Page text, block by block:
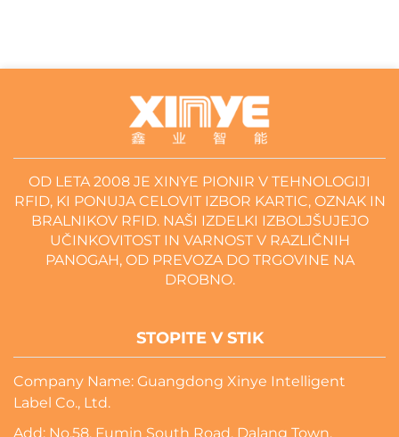
OD LETA 2008 JE XINYE PIONIR V TEHNOLOGIJI
RFID, KI PONUJA CELOVIT IZBOR KARTIC, OZNAK IN
BRALNIKOV RFID. NAŠI IZDELKI IZBOLJŠUJEJO
UČINKOVITOST IN VARNOST V RAZLIČNIH
PANOGAH, OD PREVOZA DO TRGOVINE NA
DROBNO.
STOPITE V STIK
Company Name: Guangdong Xinye Intelligent
Label Co., Ltd.
Add: No.58, Fumin South Road, Dalang Town,